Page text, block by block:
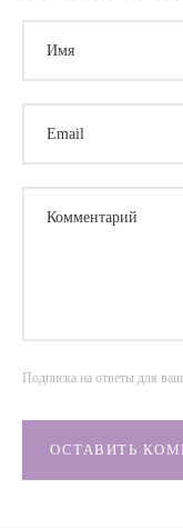
Имя
Email
Комментарий
Подписка на ответы для
ОСТАВИТЬ